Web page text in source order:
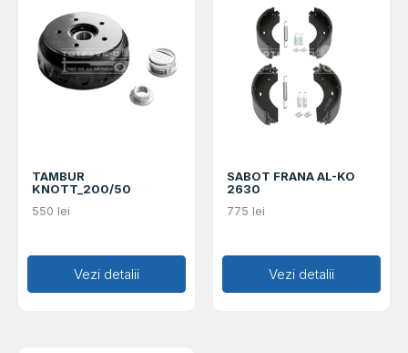
TAMBUR
KNOTT_200/50
550 lei
Adaugă în coș
Vezi detalii
SABOT FRANA AL-KO
2630
775 lei
Adaugă în coș
Vezi detalii